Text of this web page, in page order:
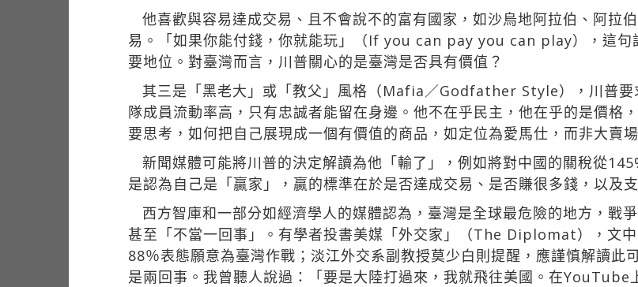
他喜歡與容易達成交易、且不會說不的富有國家，如沙烏地阿拉伯、阿拉
易。「如果你能付錢，你就能玩」（If you can pay you can play），這句
要地位。對臺灣而言，川普關心的是臺灣是否具有價值？
其三是「黑老大」或「教父」風格（Mafia／Godfather Style），川普要
隊成員流動率高，只有忠誠者能留在身邊。他不在乎民主，他在乎的是價格
要思考，如何把自己展現成一個有價值的商品，如定位為愛馬仕，而非大賣
新聞媒體可能將川普的決定解讀為他「輸了」，例如將對中國的關稅從
是認為自己是「贏家」，贏的標準在於是否達成交易、是否賺很多錢，以及
西方智庫和一部分如經濟學人的媒體認為，臺灣是全球最危險的地方，戰
甚至「不當一回事」。有學者投書美媒「外交家」（The Diplomat），文
88％表態願意為臺灣作戰；淡江外交系副教授莫少白則提醒，應謹慎解讀此
是兩回事。我曾聽人說過：「要是大陸打過來，我就飛往美國。在